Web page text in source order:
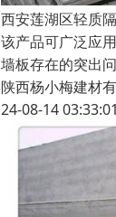
西安莲湖区轻质
该产品可广泛应
墙板存在的突出
陕西杨小梅建材
24-08-14 03:33:01